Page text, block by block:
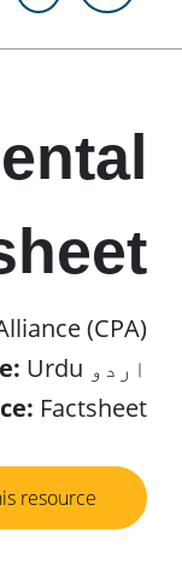
(CPA)
اردو Urdu
Factsheet
resource